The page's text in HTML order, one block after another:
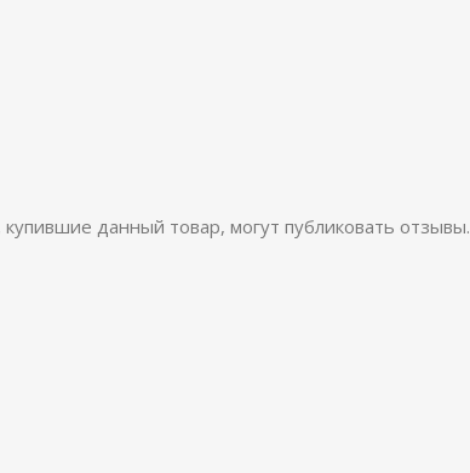
данный товар, могут публиковать отзывы.